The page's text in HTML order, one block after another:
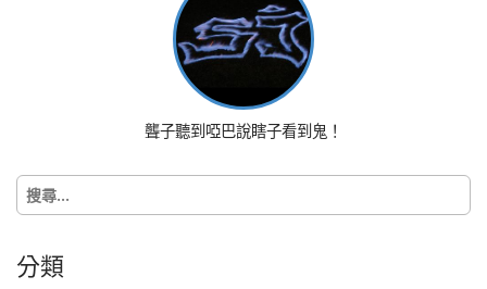
o
n
聾子聽到啞巴說瞎子看到鬼！
搜
尋
字:
分類